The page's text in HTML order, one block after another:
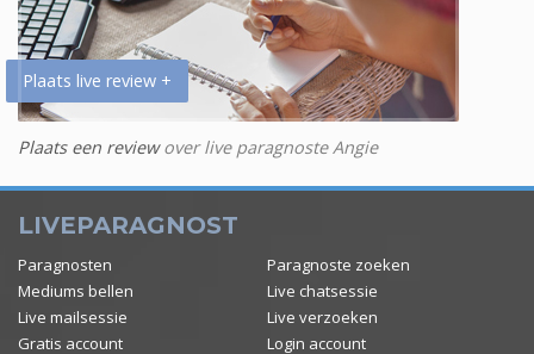
Plaats live review +
Plaats een reviewover live paragnoste Angie
LIVEPARAGNOST
Paragnosten
Paragnoste zoeken
Mediums bellen
Live chatsessie
Live mailsessie
Live verzoeken
Gratis account
Login account